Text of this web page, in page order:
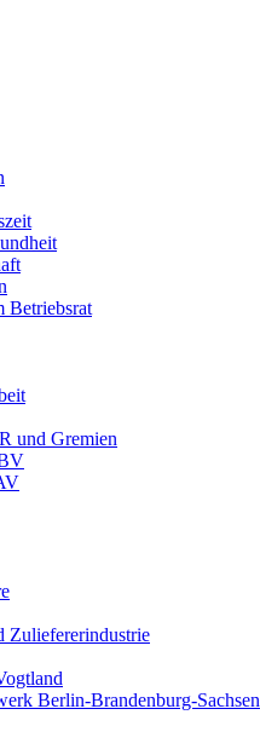
Betriebsrat
und Gremien
Zuliefererindustrie
Berlin-Brandenburg-Sachsen